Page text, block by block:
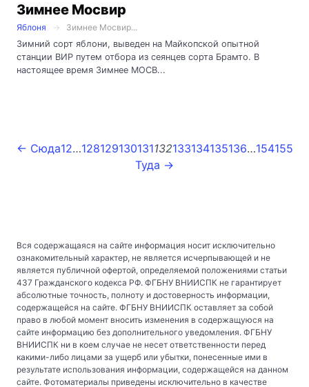
Зимнее Мосвир
Яблоня
Зимнее Мосвир...
Зимний сорт яблони, выведен на Майкопской опытной
станции ВИР путем отбора из сеянцев сорта Брамто. В
настоящее время Зимнее МОСВ...
← Сюда12…128129130131132133134135136…154155
Туда →
Вся содержащаяся на сайте информация носит исключительно
ознакомительный характер, не является исчерпывающей и не
является публичной офертой, определяемой положениями статьи
437 Гражданского кодекса РФ. ФГБНУ ВНИИСПК не гарантирует
абсолютные точность, полноту и достоверность информации,
содержащейся на сайте. ФГБНУ ВНИИСПК оставляет за собой
право в любой момент вносить изменения в содержащуюся на
сайте информацию без дополнительного уведомления. ФГБНУ
ВНИИСПК ни в коем случае не несет ответственности перед
какими-либо лицами за ущерб или убытки, понесенные ими в
результате использования информации, содержащейся на данном
сайте. Фотоматериалы приведены исключительно в качестве